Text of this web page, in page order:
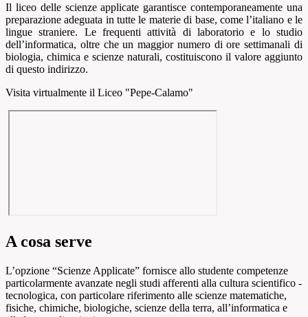
Il liceo delle scienze applicate garantisce contemporaneamente una
preparazione adeguata in tutte le materie di base, come l’italiano e le
lingue straniere. Le frequenti attività di laboratorio e lo studio
dell’informatica, oltre che un maggior numero di ore settimanali di
biologia, chimica e scienze naturali, costituiscono il valore aggiunto
di questo indirizzo.
Visita virtualmente il Liceo "Pepe-Calamo"
A cosa serve
L’opzione “Scienze Applicate” fornisce allo studente competenze
particolarmente avanzate negli studi afferenti alla cultura scientifico -
tecnologica, con particolare riferimento alle scienze matematiche,
fisiche, chimiche, biologiche, scienze della terra, all’informatica e